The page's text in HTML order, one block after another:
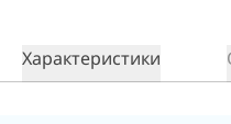
Характеристики